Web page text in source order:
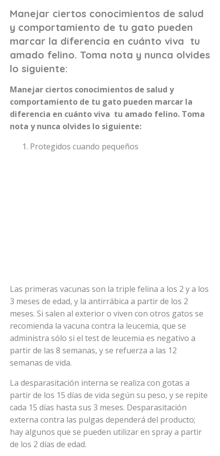
Manejar ciertos conocimientos de salud
y comportamiento de tu gato pueden
marcar la diferencia en cuánto viva tu
amado felino. Toma nota y nunca olvides
lo siguiente:
Manejar ciertos conocimientos de salud y
comportamiento de tu gato pueden marcar la
diferencia en cuánto viva tu amado felino. Toma
nota y nunca olvides lo siguiente:
Protegidos cuando pequeños
Las primeras vacunas son la triple felina a los 2 y a los
3 meses de edad, y la antirrábica a partir de los 2
meses. Si salen al exterior o viven con otros gatos se
recomienda la vacuna contra la leucemia, que se
administra sólo si el test de leucemia es negativo a
partir de las 8 semanas, y se refuerza a las 12
semanas de vida.
La desparasitación interna se realiza con gotas a
partir de los 15 días de vida según su peso, y se repite
cada 15 días hasta sus 3 meses. Desparasitación
externa contra las pulgas dependerá del producto;
hay algunos que se pueden utilizar en spray a partir
de los 2 días de edad.